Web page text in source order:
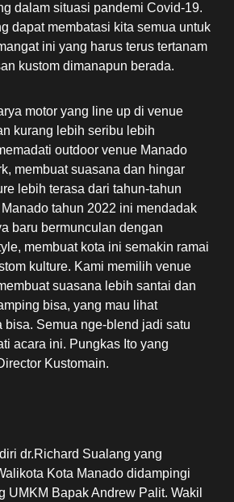
dalam situasi pandemi Covid-19.
dapat membatasi kita semua untuk
ini yang harus terus tertanam
kustom dimanapun berada.
motor yang line up di venue
kurang lebih seribu lebih
outdoor venue Manado
membuat suasana dan hingar
lebih terasa dari tahun-tahun
tahun 2022 ini mendadak
baru bermunculan dengan
membuat kota ini semakin ramai
kulture. Kami memilih venue
suasana lebih santai dan
bisa, yang mau lihat
bisa. Semua nge-blend jadi satu
acara ini. Pungkas Ito yang
Kustomain.
dr.Richard Sualang yang
Kota Manado didampingi
UMKM Bapak Andrew Palit. Wakil